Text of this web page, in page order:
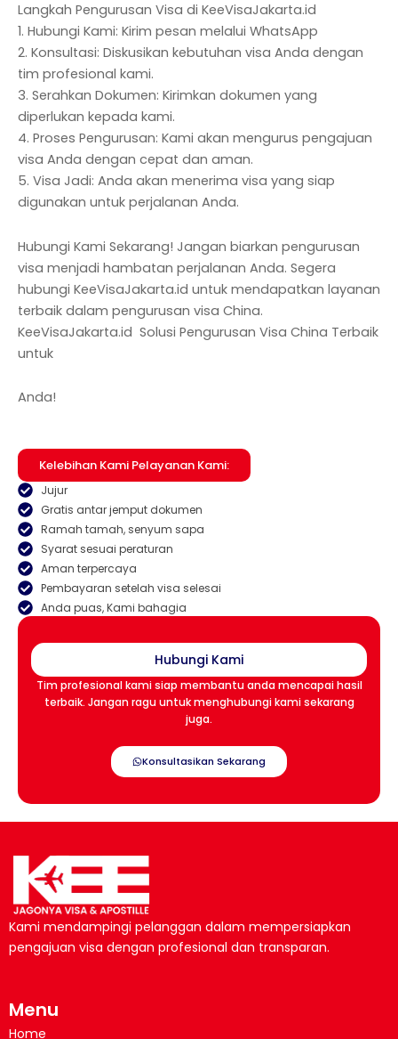
Langkah Pengurusan Visa di KeeVisaJakarta.id
1. Hubungi Kami: Kirim pesan melalui WhatsApp
2. Konsultasi: Diskusikan kebutuhan visa Anda dengan
tim profesional kami.
3. Serahkan Dokumen: Kirimkan dokumen yang
diperlukan kepada kami.
4. Proses Pengurusan: Kami akan mengurus pengajuan
visa Anda dengan cepat dan aman.
5. Visa Jadi: Anda akan menerima visa yang siap
digunakan untuk perjalanan Anda.
Hubungi Kami Sekarang! Jangan biarkan pengurusan
visa menjadi hambatan perjalanan Anda. Segera
hubungi KeeVisaJakarta.id untuk mendapatkan layanan
terbaik dalam pengurusan visa China.
KeeVisaJakarta.id Solusi Pengurusan Visa China Terbaik
untuk
Anda!
Kelebihan Kami Pelayanan Kami:
Jujur
Gratis antar jemput dokumen
Ramah tamah, senyum sapa
Syarat sesuai peraturan
Aman terpercaya
Pembayaran setelah visa selesai
Anda puas, Kami bahagia
Hubungi Kami
Tim profesional kami siap membantu anda mencapai hasil
terbaik. Jangan ragu untuk menghubungi kami sekarang
juga.
Konsultasikan Sekarang
Kami mendampingi pelanggan dalam mempersiapkan
pengajuan visa dengan profesional dan transparan.
Menu
Home